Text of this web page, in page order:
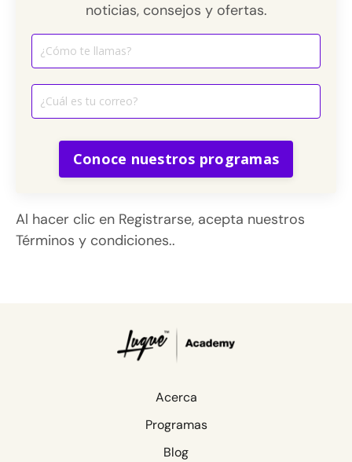
noticias, consejos y ofertas.
Conoce nuestros programas
Al hacer clic en Registrarse, acepta nuestros
Términos y condiciones..
Acerca
Programas
Blog